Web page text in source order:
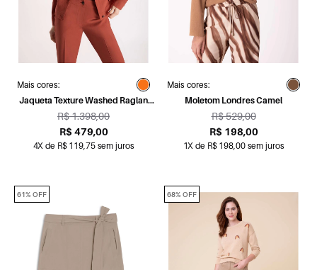
Mais cores:
Jaqueta Texture Washed Raglan
Telha
R$ 1.398,00
R$ 479,00
4X de R$ 119,75 sem juros
Mais cores:
Moletom Londres Camel
R$ 529,00
R$ 198,00
1X de R$ 198,00 sem juros
61% OFF 68% OFF